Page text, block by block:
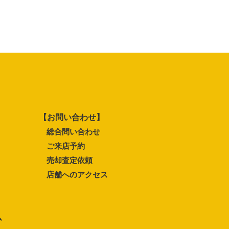
【お問い合わせ】
総合問い合わせ
ご来店予約
売却査定依頼
店舗へのアクセス